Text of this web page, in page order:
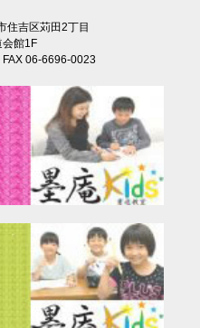
吉区苅田2丁目
館1F
06-6696-0023